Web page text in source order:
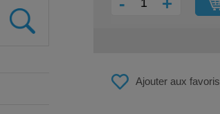
Ajouter aux favoris